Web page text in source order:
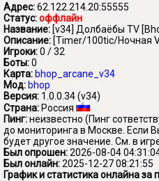
Адрес:62.122.214.20:55555
Статус:оффлайн
Название: [v34] Долбаёбы TV
Описание: [Timer/100tic/Ночная
Игроки:0 / 32
Боты:0
Карта: bhop_arcane_v34
Мод: bhop
Версия: 1.0.0.34 (v34)
Страна: Россия
Пинг:неизвестно (Пинг
до мониторинга в Москве. Если
будет другое значение. См. в
Был опрошен:2026-08-04
Был онлайн:2025-12-27 08:21:55
График и статистика онлайна за